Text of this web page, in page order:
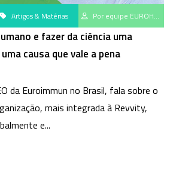
Artigos & Matérias Por equipe EUROHub, centro de geração e disseminação do saber científico da EUROIMMUN Brasil
e fazer da ciência uma
causa que vale a pena
da Euroimmun no Brasil, fala sobre o
mais integrada à Revvity,
e...